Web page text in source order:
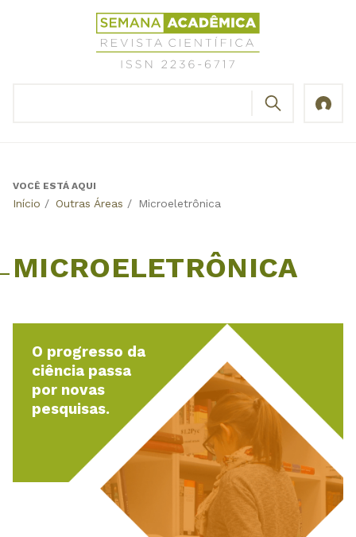
Revista
Científica
Semana
Back
VOCÊ ESTÁ AQUI
Início / Outras Áreas / Microeletrônica
MICROELETRÔNICA
O progresso da
ciência passa
por novas
pesquisas.